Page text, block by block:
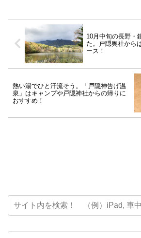
10月中旬の長野・
た。戸隠奥社から
ース！
熱い湯でひと汗流そう。「戸隠神告げ温
泉」はキャンプや戸隠神社からの帰りに
おすすめ！